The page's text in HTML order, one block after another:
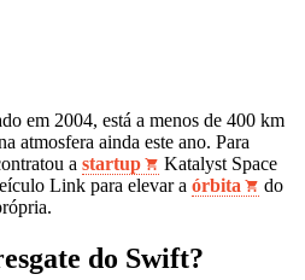
em 2004, está a menos de 400 km
atmosfera ainda este ano. Para
a startup
Katalyst Space
Link para elevar a órbita
do
do Swift?